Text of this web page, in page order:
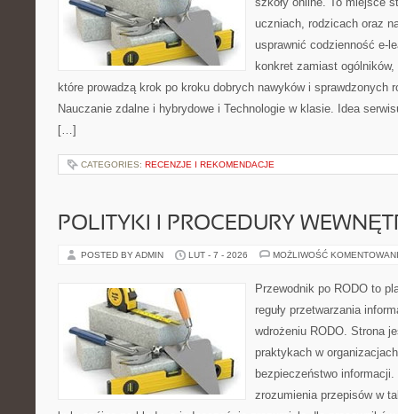
uczniach, rodzicach oraz
usprawnić codzienność e-
konkret zamiast
które prowadzą krok po kroku dobrych nawyków i sprawdzonych
Nauczanie zdalne i hybrydowe i Technologie w klasie. Idea
[…]
CATEGORIES: RECENZJE I REKOMENDACJE
POLITYKI I PROCEDURY
POSTED BY ADMIN LUT - 7 - 2026 MOŻLIWOŚĆ
Przewodnik po RODO to
reguły przetwarzania
wdrożeniu RODO. Strona
praktykach w
bezpieczeństwo
zrozumienia przepisów w